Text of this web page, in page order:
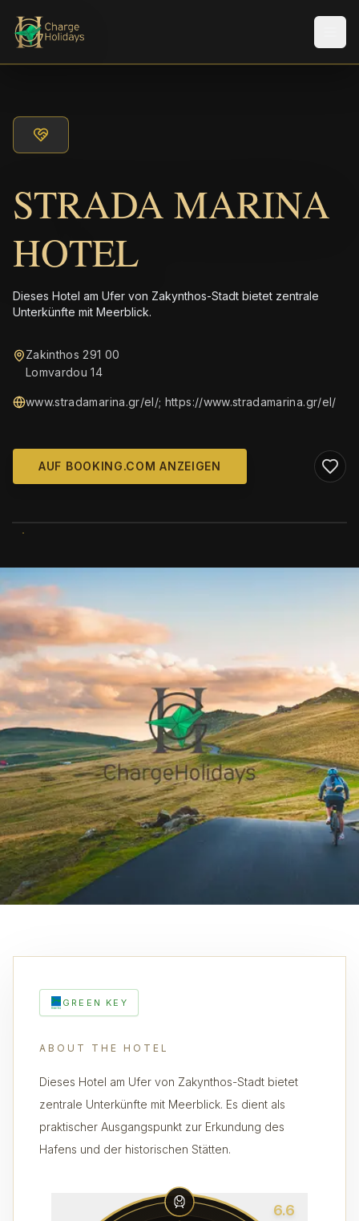
STRADA MARINA
HOTEL
Dieses Hotel am Ufer von Zakynthos-Stadt bietet zentrale
Unterkünfte mit Meerblick.
Zakinthos 291 00
Lomvardou 14
www.stradamarina.gr/el/; https://www.stradamarina.gr/el/
AUF BOOKING.COM ANZEIGEN
GREEN KEY
ABOUT THE HOTEL
Dieses Hotel am Ufer von Zakynthos-Stadt bietet
zentrale Unterkünfte mit Meerblick. Es dient als
praktischer Ausgangspunkt zur Erkundung des
Hafens und der historischen Stätten.
6.6